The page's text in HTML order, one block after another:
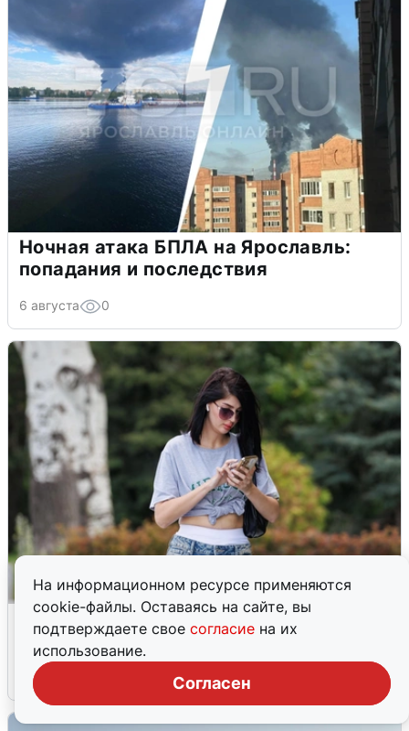
На информационном ресурсе применяются
cookie-файлы. Оставаясь на сайте, вы
подтверждаете свое согласие на их
использование.
Согласен
Ночная атака БПЛА на Ярославль:
попадания и последствия
6 августа 0
Волгоградцы остались без
мобильного интернета
6 августа